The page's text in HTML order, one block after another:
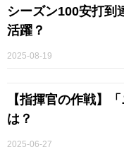
シーズン100安打
活躍？
2025-08-19
【指揮官の作戦】
は？
2025-06-27